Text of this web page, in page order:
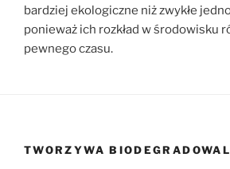
bardziej ekologiczne niż zwykłe
ponieważ ich rozkład w środowisku
pewnego czasu.
TWORZYWA